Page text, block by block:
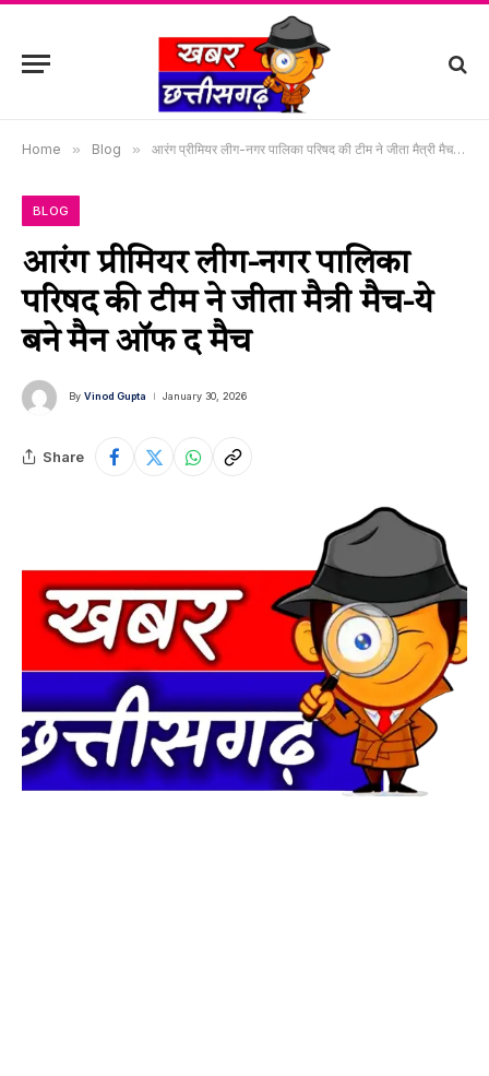
Home » Blog » आरंग प्रीमियर लीग-नगर पालिका परिषद की टीम ने जीता मैत्री मैच-ये बने मैन ऑफ द मैच
BLOG
आरंग प्रीमियर लीग-नगर पालिका
परिषद की टीम ने जीता मैत्री मैच-ये
बने मैन ऑफ द मैच
By Vinod Gupta January 30, 2026
Share